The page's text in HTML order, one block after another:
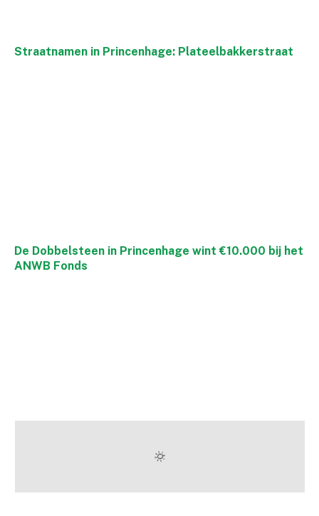
Straatnamen in Princenhage: Plateelbakkerstraat
De Dobbelsteen in Princenhage wint €10.000 bij het
ANWB Fonds